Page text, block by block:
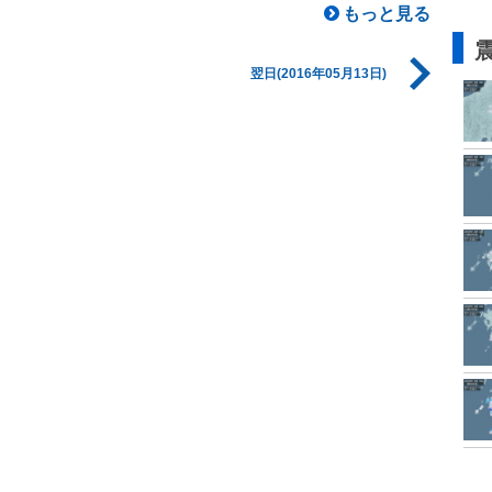
もっと見る
翌日(2016年05月13日)